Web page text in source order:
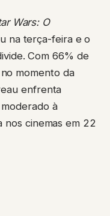
Wars: O
na terça-feira e o
Com 66% de
momento da
enfrenta
à
nos cinemas em 22